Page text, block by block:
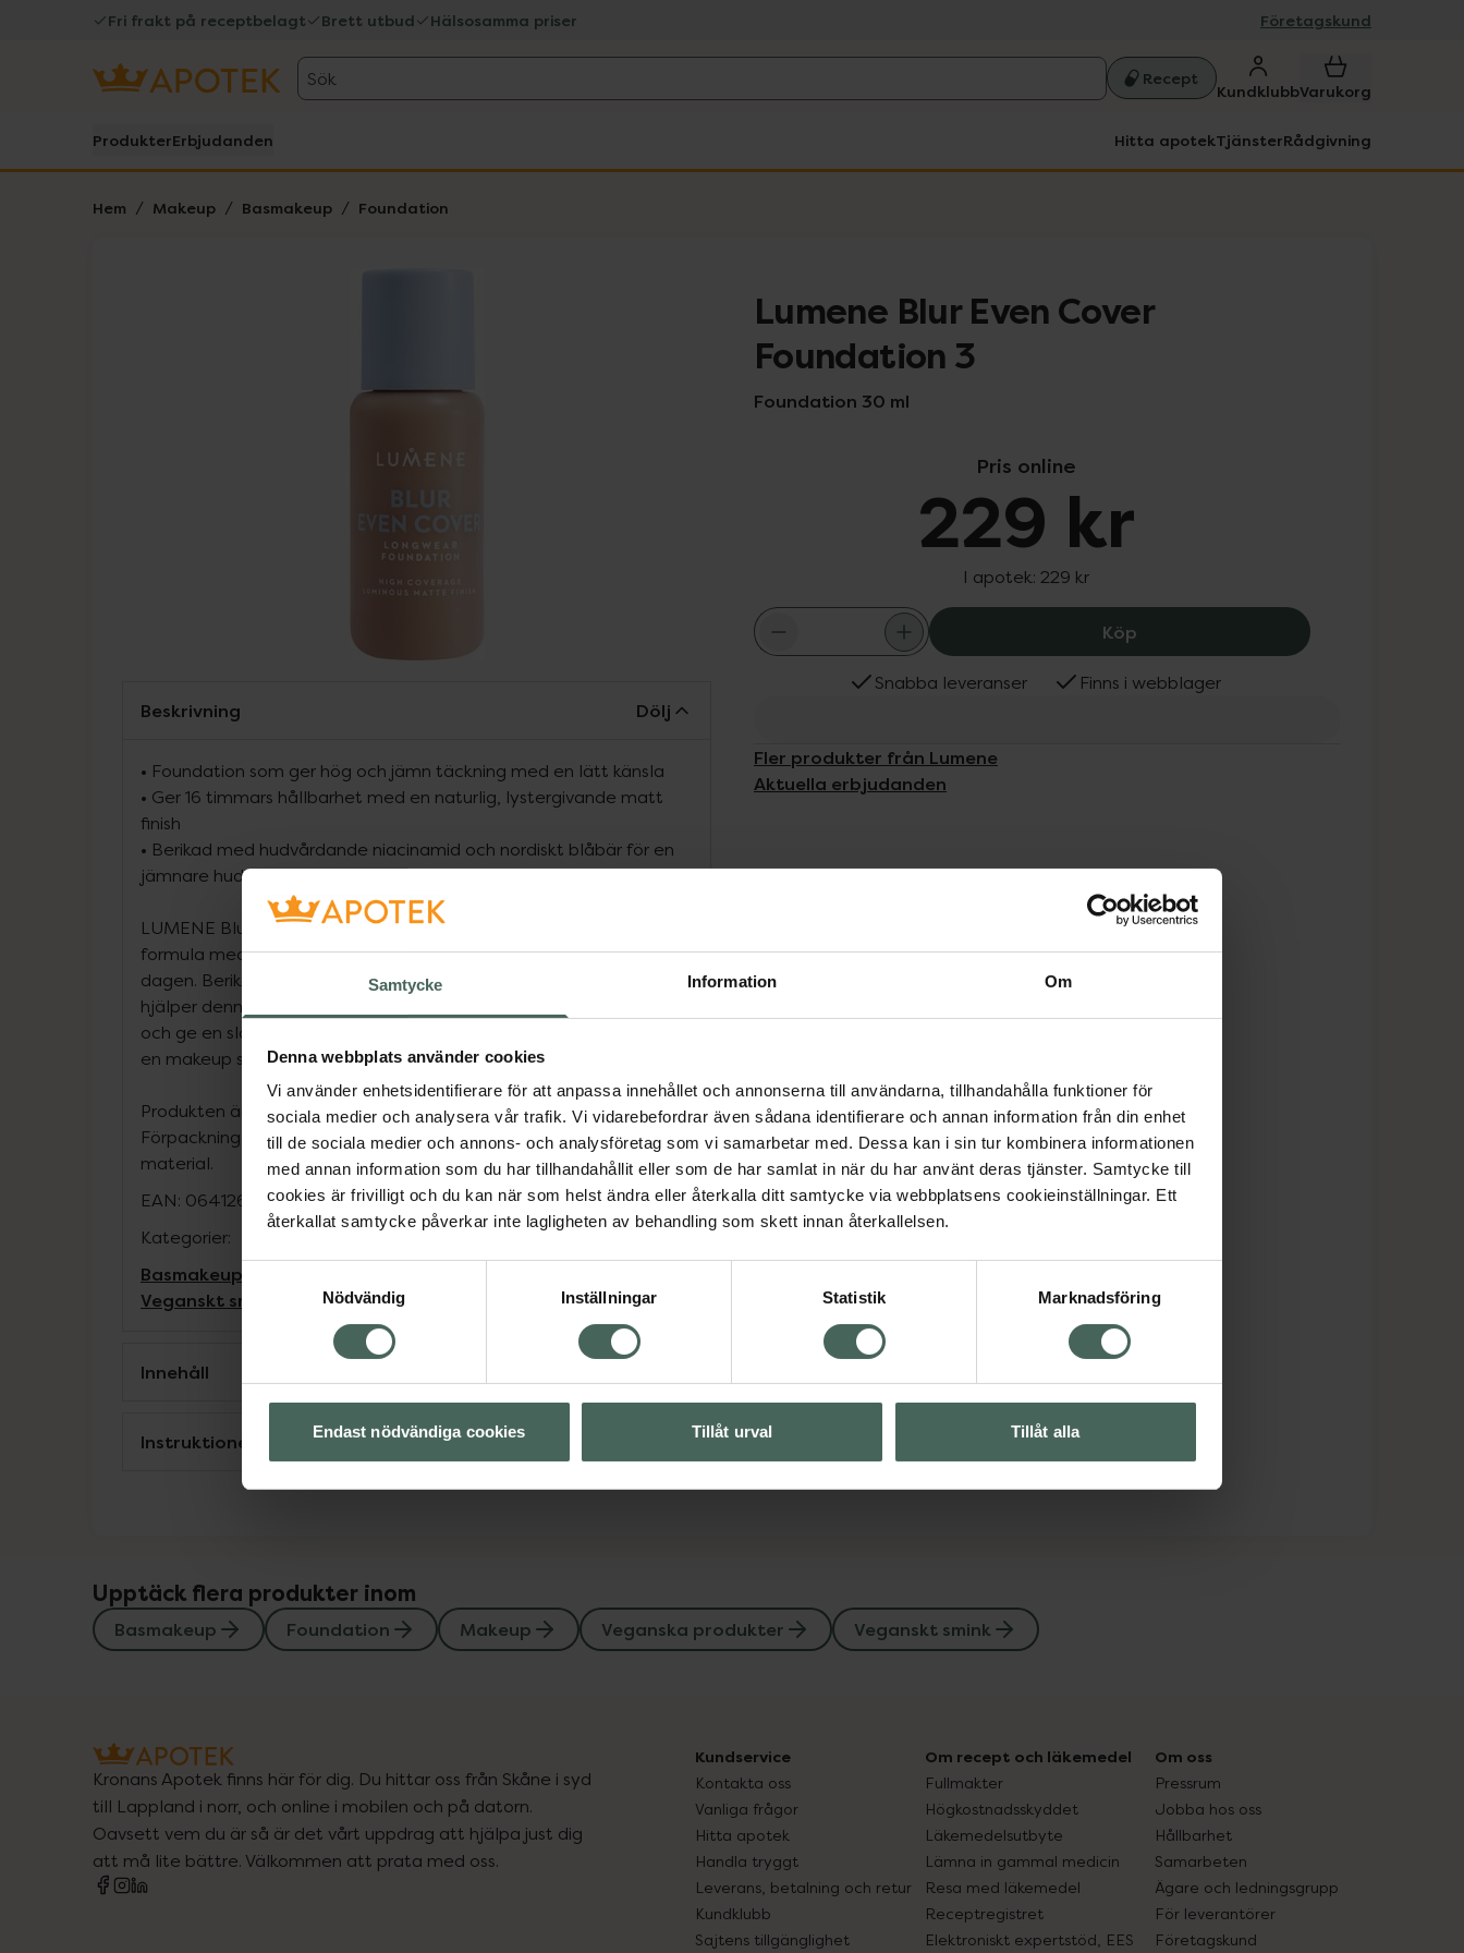
Samtycke Information Om
Denna webbplats använder cookies
Vi använder enhetsidentifierare för att anpassa innehållet och annonserna till användarna, tillhandahålla funktioner för
sociala medier och analysera vår trafik. Vi vidarebefordrar även sådana identifierare och annan information från din enhet
till de sociala medier och annons- och analysföretag som vi samarbetar med. Dessa kan i sin tur kombinera informationen
med annan information som du har tillhandahållit eller som de har samlat in när du har använt deras tjänster. Samtycke till
cookies är frivilligt och du kan när som helst ändra eller återkalla ditt samtycke via webbplatsens cookieinställningar. Ett
återkallat samtycke påverkar inte lagligheten av behandling som skett innan återkallelsen.
Samtyckesval
Nödvändig
Inställningar Statistik Marknadsföring
Endast nödvändiga cookies Tillåt urval Tillåt alla
Fri frakt på receptbelagt Brett utbud Hälsosamma priser Företagskund
Sök Recept
KundklubbVarukorg
ProdukterErbjudanden Hitta apotekTjänsterRådgivning
Hem Makeup Basmakeup Foundation
Lumene Blur Even Cover
Foundation 3
Foundation 30 ml
Pris online
229 kr
I apotek: 229 kr
Köp Lumene Blur Even Cover Foundation
Snabba leveranser Finns i webblager
Fler produkter från Lumene
Aktuella erbjudanden
Beskrivning Dölj
• Foundation som ger hög och jämn täckning med en lätt känsla
• Ger 16 timmars hållbarhet med en naturlig, lystergivande matt
finish
• Berikad med hudvårdande niacinamid och nordiskt blåbär för en
jämnare hudstruktur
LUMENE Blur Even Cover Foundation ger hög täckning i en lätt
formula med en naturlig, lystergivande matt finish som håller hela
dagen. Berikad med niacinamid och extrakt av nordiskt blåbär
hjälper denna hudvårdande foundation till att jämna ut hudtonen
och ge en slätare hud, samtidigt som den kontrollerar glans – för
en makeup som ser både fräsch och matt ut hela dagen.
Produkten är vegansk och innehåller återvunna ingredienser.
Förpackningen är tillverkad av återvunnet och återvinningsbart
material.
EAN: 06412600862478
Kategorier:
Basmakeup
Veganskt smink
Innehåll
Instruktioner
Upptäck flera produkter inom
Basmakeup Foundation Makeup Veganska produkter Veganskt smink
Kronans Apotek finns här för dig. Du hittar oss från Skåne i syd
till Lappland i norr, och online i mobilen och på datorn.
Oavsett vem du är så är det vårt uppdrag att hjälpa just dig
att må lite bättre. Välkommen att prata med oss.
Kundservice
Kontakta oss
Vanliga frågor
Hitta apotek
Handla tryggt
Leverans, betalning och retur
Kundklubb
Sajtens tillgänglighet
Om recept och läkemedel
Fullmakter
Högkostnadsskyddet
Läkemedelsutbyte
Lämna in gammal medicin
Resa med läkemedel
Receptregistret
Elektroniskt expertstöd, EES
Om oss
Pressrum
Jobba hos oss
Hållbarhet
Samarbeten
Ägare och ledningsgrupp
För leverantörer
Företagskund